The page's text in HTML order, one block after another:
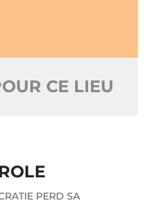
CE LIEU
PERD SA